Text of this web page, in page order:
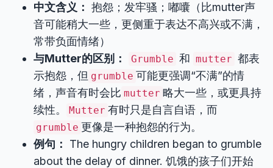
中文含义： 抱怨；发牢骚；嘟囔（比mutter声
音可能稍大一些，更侧重于表达不高兴或不满，
常带负面情绪）
与Mutter的区别：
Grumble 和 mutter 都表
示抱怨，但 grumble 可能更强调“不满”的情
绪，声音有时会比 mutter 略大一些，或更具持
续性。
Mutter 有时只是自言自语，而
grumble 更像是一种抱怨的行为。
例句：
The hungry children began to grumble
about the delay of dinner. 饥饿的孩子们开始